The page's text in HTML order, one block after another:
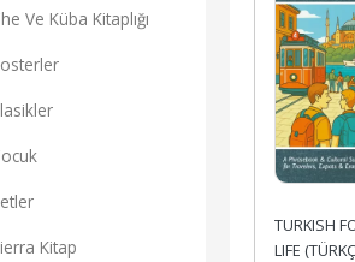
Ve Küba Kitaplığı
Kitap
TURKISH
LIFE